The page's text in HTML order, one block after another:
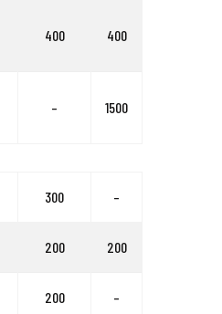
400 400
– 1500
300 –
200 200
200 –